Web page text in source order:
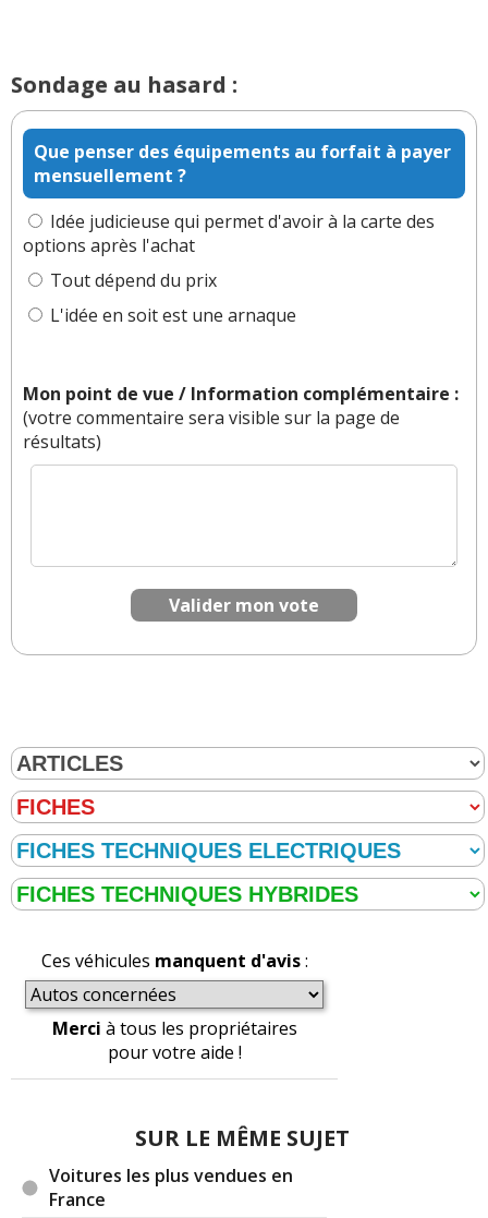
Sondage au hasard :
Que penser des équipements au forfait à payer
mensuellement ?
Idée judicieuse qui permet d'avoir à la carte des
options après l'achat
Tout dépend du prix
L'idée en soit est une arnaque
Mon point de vue / Information complémentaire :
(votre commentaire sera visible sur la page de
résultats)
Valider mon vote
Ces véhicules manquent d'avis:
Merci à tous les propriétaires
pour votre aide !
SUR LE MÊME SUJET
Voitures les plus vendues en
France